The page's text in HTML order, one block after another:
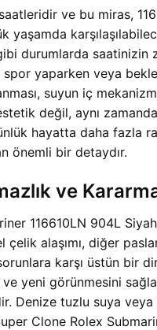
ve bu miras,
durumlarda
yaparken veya
suyun iç
değil, aynı
hayatta daha fazla
önemli bir detaydır.
ve
116610LN 904L
alaşımı, diğer
karşı üstün bir
yeni görünmesini
Denize tuzlu suya
Clone Rolex